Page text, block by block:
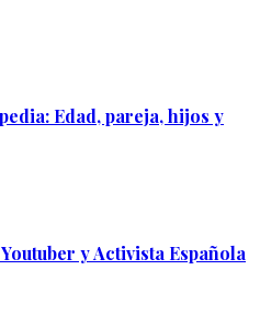
Edad, pareja, hijos y
y Activista Española